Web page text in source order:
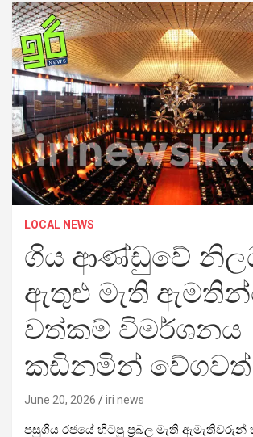
LOCAL NEWS
ගිය ආණ්ඩුවේ
ඇතුළු මැති
වත්කම් විමර්ශනය
කඩිනමින්
June 20, 2026 iri news
පසුගිය රජයේ හිටපු ප්‍රබල මැති ඇමැතිවරුන්